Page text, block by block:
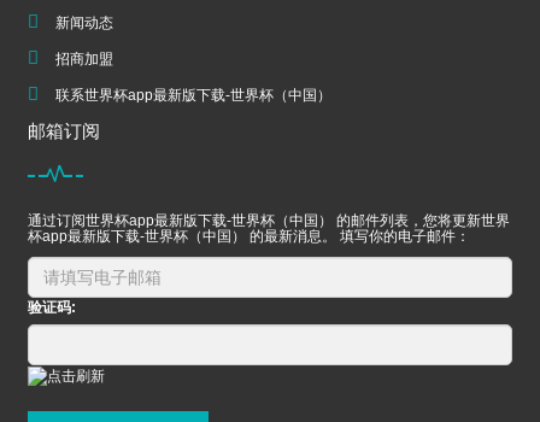
新闻动态
招商加盟
联系世界杯app最新版下载-世界杯（中国）
邮箱订阅
通过订阅世界杯app最新版下载-世界杯（中国） 的邮件列表，您将更新世界
杯app最新版下载-世界杯（中国） 的最新消息。 填写你的电子邮件：
验证码: